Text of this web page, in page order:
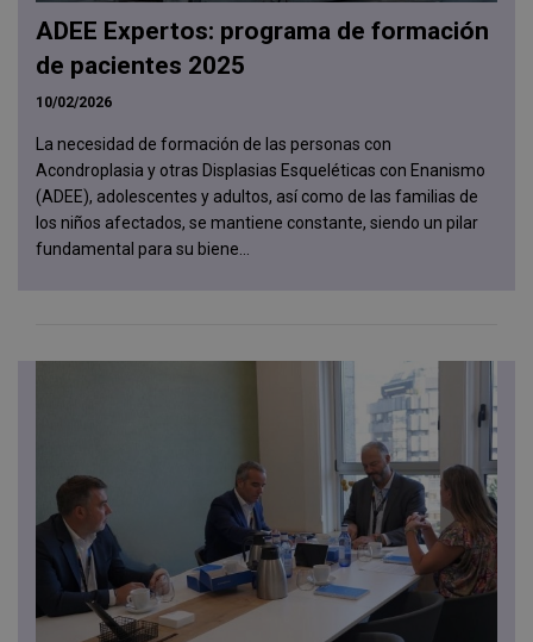
ADEE Expertos: programa de formación
de pacientes 2025
10/02/2026
La necesidad de formación de las personas con
Acondroplasia y otras Displasias Esqueléticas con Enanismo
(ADEE), adolescentes y adultos, así como de las familias de
los niños afectados, se mantiene constante, siendo un pilar
fundamental para su biene...